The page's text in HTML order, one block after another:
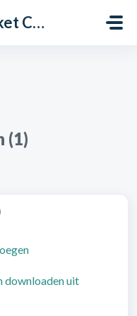
RoomRaccoon Ticket Centre
(1)
downloaden uit